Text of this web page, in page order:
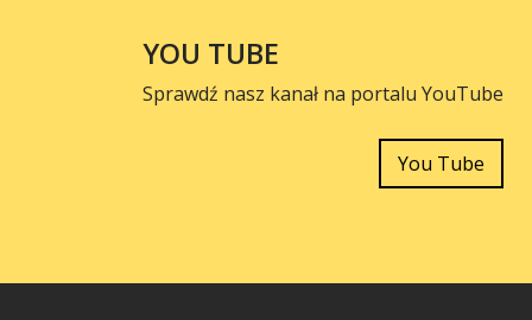
YOU TUBE
Sprawdź nasz kanał na portalu YouTube
You Tube